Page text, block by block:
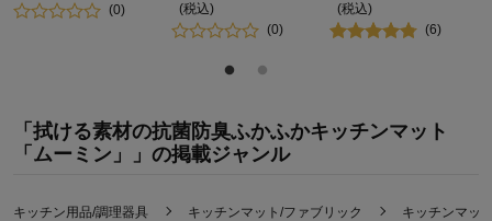
(0)
(税込)
(0)
(税込)
(6)
「拭ける素材の抗菌防臭ふかふかキッチンマット
「ムーミン」」の掲載ジャンル
キッチン用品/調理器具 キッチンマット/ファブリック キッチンマッ